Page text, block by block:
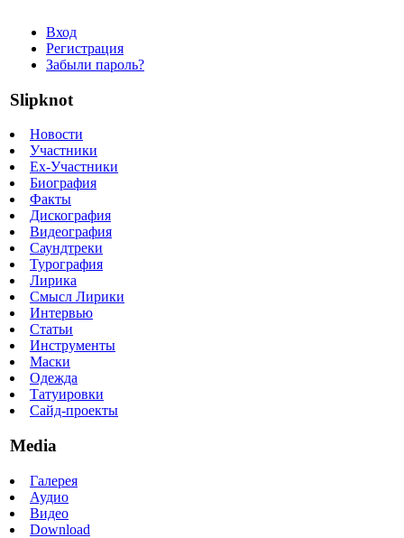
Вход
Регистрация
Забыли пароль?
Slipknot
Новости
Участники
Ex-Участники
Биография
Факты
Дискография
Видеография
Саундтреки
Турография
Лирика
Смысл Лирики
Интервью
Статьи
Инструменты
Маски
Одежда
Татуировки
Сайд-проекты
Media
Галерея
Аудио
Видео
Download